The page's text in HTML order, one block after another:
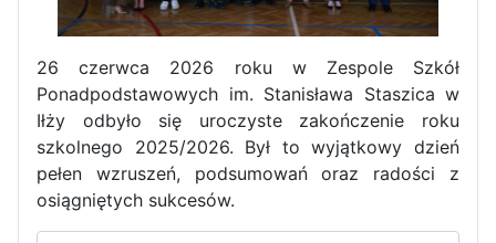
Zakończenie roku maturzystów
26 czerwca 2026 roku w Zespole Szkół
Ponadpodstawowych im. Stanisława Staszica w
Iłży odbyło się uroczyste zakończenie roku
szkolnego 2025/2026. Był to wyjątkowy dzień
pełen wzruszeń, podsumowań oraz radości z
osiągniętych sukcesów.